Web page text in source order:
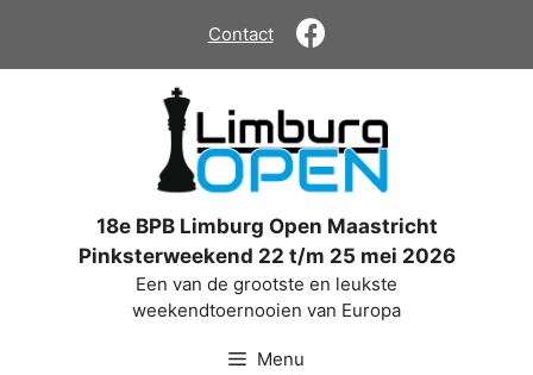
de
Contact
18e BPB Limburg Open Maastricht
Pinksterweekend 22 t/m 25 mei 2026
Een van de grootste en leukste
weekendtoernooien van Europa
Menu